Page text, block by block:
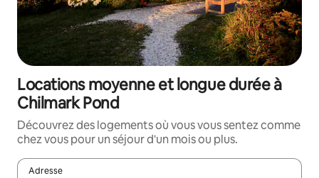
Locations moyenne et longue durée à
Chilmark Pond
Découvrez des logements où vous vous sentez comme
chez vous pour un séjour d'un mois ou plus.
Adresse